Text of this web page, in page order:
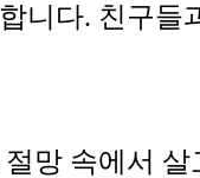
니다. 친구들
망 속에서